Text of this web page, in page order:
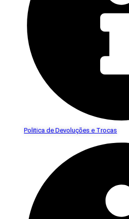
Politica de Devoluções e Trocas